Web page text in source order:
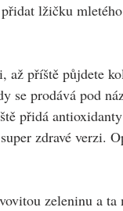
lžičku
až příště půjdete
se prodává pod
přidá
zdravé verzi.
zeleninu a